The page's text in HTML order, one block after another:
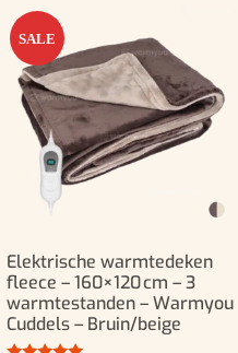
SALE
Elektrische warmtedeken
fleece – 160×120 cm – 3
warmtestanden – Warmyou
Cuddels – Bruin/beige